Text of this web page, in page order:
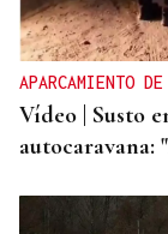
APARCAMIENTO
Vídeo | Susto
autocaravana: